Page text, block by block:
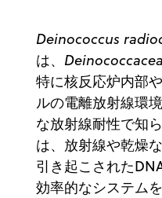
Deinococcus
は、
特に核反応炉内部
ルの電離放射線環
な放射線耐性で知
は、放射線や乾燥
引き起こされた
効率的なシステム